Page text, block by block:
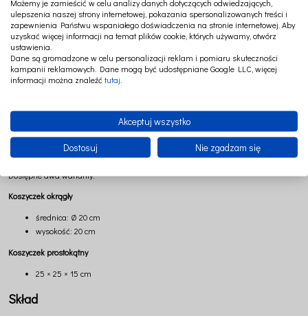
Koszyczek doskonale sprawdzi się jako organizer na pieluszki, kosmetyki,
chusteczki oraz wszystkie akcesoria potrzebne podczas codziennej pielęgnacji
maluszka. Równie dobrze odnajdzie się w łazience, sypialni czy przedpokoju
jako estetyczne miejsce do przechowywania kosmetyków, drobiazgów i innych
codziennych niezbędników.
Cotton&Sweets stworzy spójną aranżację pełną naturalnych materiałów,
delikatnych barw i ponadczasowej elegancji.
Wymiary
Dostępne dwa warianty:
Koszyczek okrągły
średnica: Ø 20 cm
wysokość: 20 cm
Koszyczek prostokątny
25 × 25 × 15 cm
Skład
ulepszenia naszej strony internetowej, pokazania spersonalizowanych treści i
zapewnienia Państwu wspaniałego doświadczenia na stronie internetowej. Aby
uzyskać więcej informacji na temat plików cookie, których używamy, otwórz
ustawienia.
Dane są gromadzone w celu personalizacji reklam i pomiaru skuteczności
kampanii reklamowych. Dane mogą być udostępniane Google LLC, więcej
informacji można znaleźć tutaj
Akceptuj wszystko
Dostosuj Nie zgadzam się